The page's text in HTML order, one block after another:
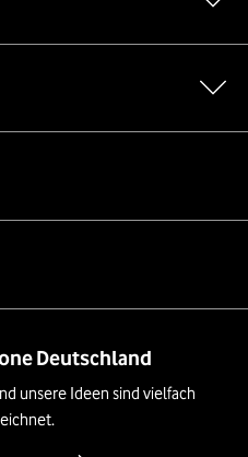
Deutschland
unsere Ideen sind vielfach